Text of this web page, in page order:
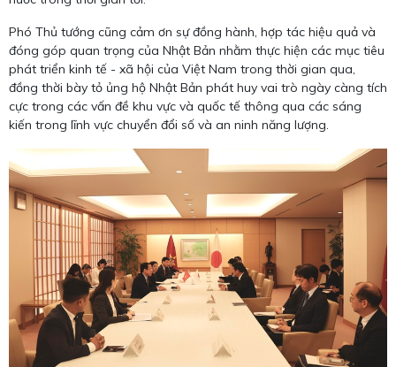
Phó Thủ tướng cũng cảm ơn sự đồng hành, hợp tác hiệu quả và
đóng góp quan trọng của Nhật Bản nhằm thực hiện các mục tiêu
phát triển kinh tế - xã hội của Việt Nam trong thời gian qua,
đồng thời bày tỏ ủng hộ Nhật Bản phát huy vai trò ngày càng tích
cực trong các vấn đề khu vực và quốc tế thông qua các sáng
kiến trong lĩnh vực chuyển đổi số và an ninh năng lượng.